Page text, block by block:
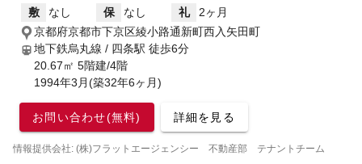
敷 なし 保 なし 礼
2ヶ月
京都府京都市下京区綾小路通新町西入矢田町
地下鉄烏丸線 / 四条駅 徒歩6分
20.67㎡ 5階建/4階
1994年3月(築32年6ヶ月)
お問い合わせ(無料) 詳細を見る
情報提供会社: (株)フラットエージェンシー 不動産部 テナントチーム